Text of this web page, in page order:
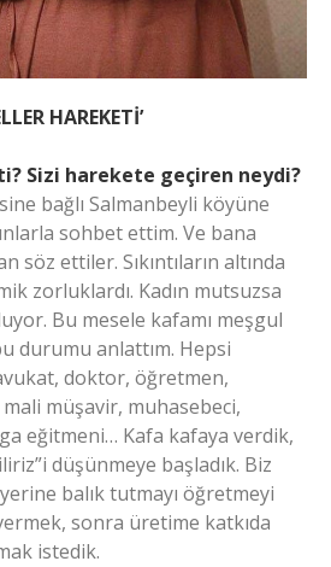
HAREKETİ’
Sizi harekete geçiren neydi?
bağlı Salmanbeyli köyüne
sohbet ettim. Ve bana
söz ettiler. Sıkıntıların altında
zorluklardı. Kadın mutsuzsa
Bu mesele kafamı meşgul
durumu anlattım. Hepsi
doktor, öğretmen,
müşavir, muhasebeci,
eğitmeni… Kafa kafaya verdik,
düşünmeye başladık. Biz
balık tutmayı öğretmeyi
sonra üretime katkıda
istedik.